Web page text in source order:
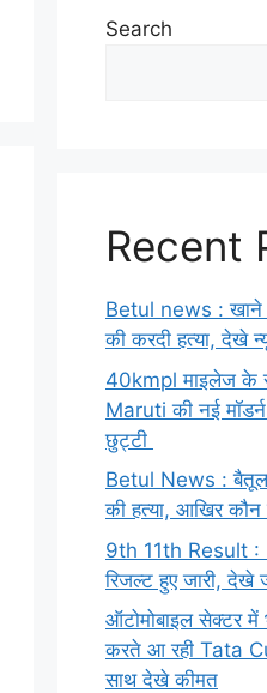
Search
Recent
Betul news : खाने
की करदी हत्या, देखे
40kmpl माइलेज के
Maruti की नई
छुट्टी
Betul News : बैतूल
की हत्या, आखिर
9th 11th Result :
रिजल्ट हुए जारी, देखे
ऑटोमोबाइल सेक्टर
करते आ रही Tata
साथ देखे कीमत